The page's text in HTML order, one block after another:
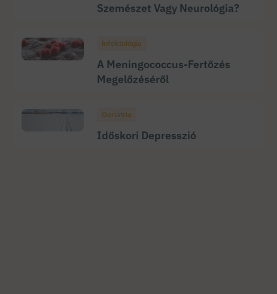
Szemészet Vagy Neurológia?
Infektológia
A Meningococcus-Fertőzés
Megelőzéséről
Geriátria
Időskori Depresszió